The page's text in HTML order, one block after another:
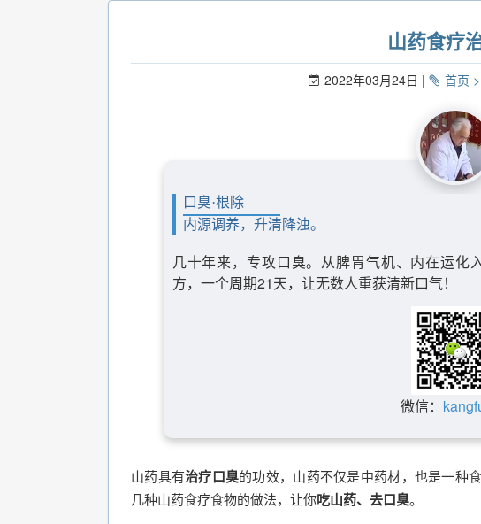
山药食疗
2022年03月24日 首页
口臭·根除
内源调养，升清降浊。
几十年来，专攻口臭。从脾胃气机、内在运化
方，一个周期21天，让无数人重获清新口气！
微信：
山药具有治疗口臭的功效，山药不仅是中药材，也是一种
几种山药食疗食物的做法，让你吃山药、去口臭。